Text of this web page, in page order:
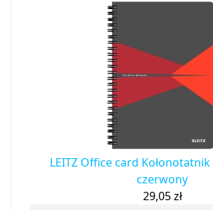
LEITZ Office card
czerwony
29,05zł